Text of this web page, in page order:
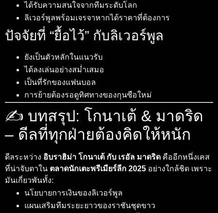
ได้รับความสนใจจากทีมระดับโลก
ลิเวอร์พูลพร้อมเจรจาหากได้ราคาที่ต้องการ
ปัจจัยที่ “ยื้อไว้” กับลิเวอร์พูล
ยังเป็นตัวหลักในแนวรับ
ได้ลงเล่นอย่างสม่ำเสมอ
เป็นที่รักของแฟนบอล
การย้ายต้องรอดูทิศทางของกุนซือใหม่
✍️ บทสรุป: โกนาเต้ & มาดริด
– ดีลที่ทุกฝ่ายต้องคิดให้หนัก
ดีลระหว่าง อิบราฮิม่า โกนาเต้ กับ เรอัล มาดริด คืออีกหนึ่งเคส
ที่น่าจับตาใน ตลาดนักเตะพรีเมียร์ลีก 2025 อย่างใกล้ชิด เพราะ
มันเกี่ยวพันทั้ง:
นโยบายการเงินของลิเวอร์พูล
แผนเสริมทีมระยะยาวของราชันชุดขาว